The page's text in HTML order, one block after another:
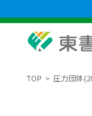
TOP 圧力団体